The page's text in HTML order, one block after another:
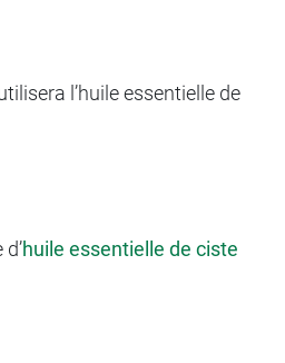
l’huile essentielle de
huile essentielle de ciste